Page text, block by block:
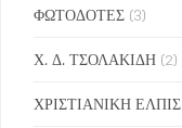
ΦΩΤΟΔΟΤΕΣ (3)
Χ. Δ. ΤΣΟΛΑΚΙΔΗ (2)
ΧΡΙΣΤΙΑΝΙΚΗ ΕΛΠΙΣ